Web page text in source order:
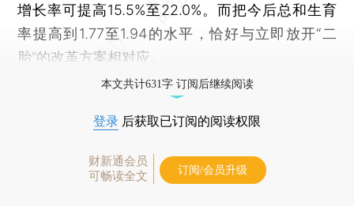
增长率可提高15.5%至22.0%。而把今后总和生育
率提高到1.77至1.94的水平，恰好与立即放开“二
胎”的改革方案相对应。
本文共计631字 订阅后继续阅读
登录 后获取已订阅的阅读权限
财新通会员
可畅读全文
订阅/会员升级